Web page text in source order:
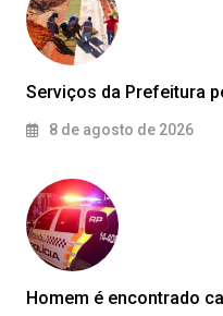
Serviços da Prefeitura
8 de agosto de 2026
Homem é encontrado